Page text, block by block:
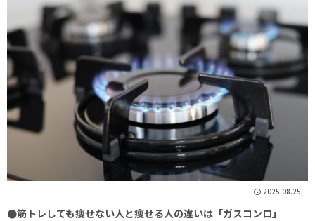
2025.08.25
●筋トレしても痩せない人と痩せる人の違いは「ガスコンロ」